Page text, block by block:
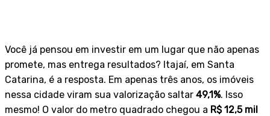
Você já pensou em investir em um lugar que não apenas
promete, mas entrega resultados? Itajaí, em Santa
Catarina, é a resposta. Em apenas três anos, os imóveis
nessa cidade viram sua valorização saltar 49,1%. Isso
mesmo! O valor do metro quadrado chegou a R$ 12,5 mil